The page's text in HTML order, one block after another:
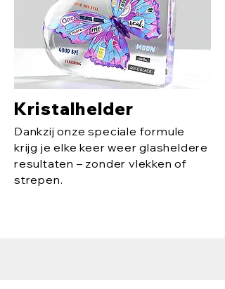
Kristalhelder
Dankzij onze speciale formule
krijg je elke keer weer glasheldere
resultaten – zonder vlekken of
strepen.